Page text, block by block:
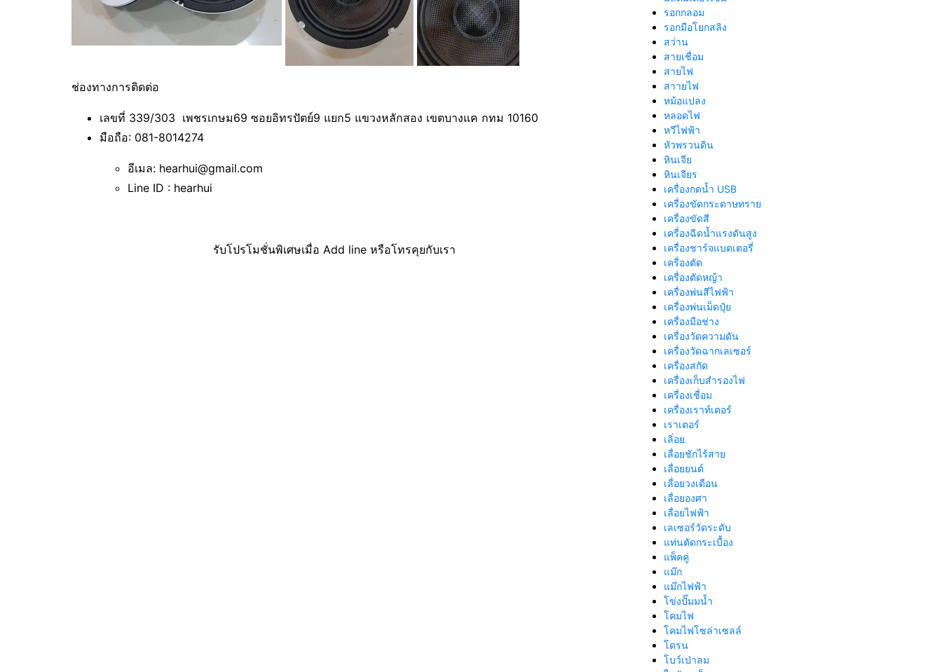
ช่องทางการติดต่อ
เลขที่ 339/303 เพชรเกษม69 ซอยอิทรปัตย์9 แยก5 แขวงหลักสอง เขตบางแค กทม 10160
มือถือ: 081-8014274
อีเมล: hearhui@gmail.com
Line ID : hearhui
รับโปรโมชั่นพิเศษเมื่อ Add line หรือโทรคุยกับเรา
รอกกลอม
รอกมือโยกสลิง
สว่าน
สายเชื่อม
สายไฟ
สาายไฟ
หม้อแปลง
หลอดไฟ
หวีไฟฟ้า
หัวพรวนดิน
หินเจีย
หินเจียร
เครื่องกดน้ำ USB
เครื่องขัดกระดาษทราย
เครื่องขัดสี
เครื่องฉีดน้ำแรงดันสูง
เครื่องชาร์จแบตเตอรี่
เครื่องตัด
เครื่องตัดหญ้า
เครื่องพ่นสีไฟฟ้า
เครื่องพ่นเม็ดปุ๋ย
เครื่องมือช่าง
เครื่องวัดความดัน
เครื่องวัดฉากเลเซอร์
เครื่องสกัด
เครื่องเก็บสํารองไฟ
เครื่องเชื่อม
เครื่องเราท์เตอร์
เราเตอร์
เลิ่อย
เลื่อยชักไร้สาย
เลื่อยยนต์
เลื่อยวงเดือน
เลื่อยองศา
เลื่อยไฟฟ้า
เลเซอร์วัดระดับ
แท่นตัดกระเบื้อง
แพ็คคู่
แม๊ก
แม๊กไฟฟ้า
โข่งปั๊มมน้ำ
โคมไฟ
โคมไฟโซล่าเซลล์
โดรน
โบว์เป่าลม